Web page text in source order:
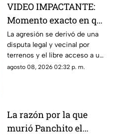
VIDEO IMPACTANTE:
Momento exacto en que
sujeto saca un arma y
dispara a un adulto
mayor y a su hijo quien
grababa la discusión
La agresión se derivó de una
disputa legal y vecinal por
terrenos y el libre acceso a un
camino ejidal
agosto 08, 2026 02:32 p. m.
La razón por la que
murió Panchito el